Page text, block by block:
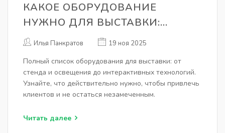
КАКОЕ ОБОРУДОВАНИЕ
НУЖНО ДЛЯ ВЫСТАВКИ:
ПОЛНЫЙ СПИСОК ДЛЯ
Илья Панкратов 19 ноя 2025
Полный список оборудования для выставки: от
стенда и освещения до интерактивных технологий.
Узнайте, что действительно нужно, чтобы привлечь
клиентов и не остаться незамеченным.
Читать далее